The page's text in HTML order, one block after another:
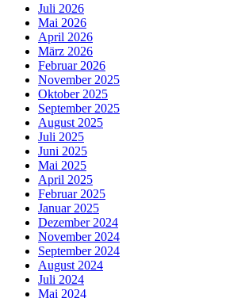
Juli 2026
Mai 2026
April 2026
März 2026
Februar 2026
November 2025
Oktober 2025
September 2025
August 2025
Juli 2025
Juni 2025
Mai 2025
April 2025
Februar 2025
Januar 2025
Dezember 2024
November 2024
September 2024
August 2024
Juli 2024
Mai 2024